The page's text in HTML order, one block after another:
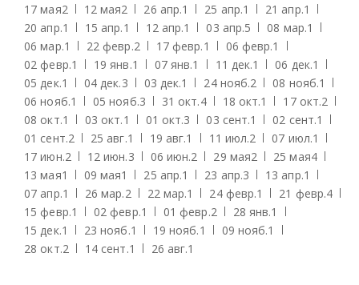
17 мая2 12 мая2 26 апр.1 25 апр.1 21 апр.1
20 апр.1 15 апр.1 12 апр.1 03 апр.5 08 мар.1
06 мар.1 22 февр.2 17 февр.1 06 февр.1
02 февр.1 19 янв.1 07 янв.1 11 дек.1 06 дек.1
05 дек.1 04 дек.3 03 дек.1 24 нояб.2 08 нояб.1
06 нояб.1 05 нояб.3 31 окт.4 18 окт.1 17 окт.2
08 окт.1 03 окт.1 01 окт.3 03 сент.1 02 сент.1
01 сент.2 25 авг.1 19 авг.1 11 июл.2 07 июл.1
17 июн.2 12 июн.3 06 июн.2 29 мая2 25 мая4
13 мая1 09 мая1 25 апр.1 23 апр.3 13 апр.1
07 апр.1 26 мар.2 22 мар.1 24 февр.1 21 февр.4
15 февр.1 02 февр.1 01 февр.2 28 янв.1
15 дек.1 23 нояб.1 19 нояб.1 09 нояб.1
28 окт.2 14 сент.1 26 авг.1